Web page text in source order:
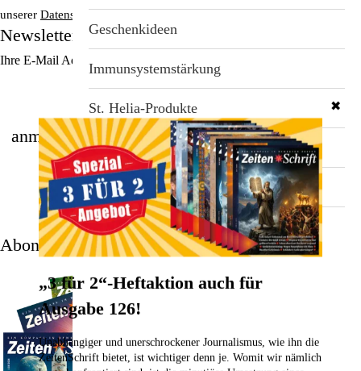
unserer Datenschutzerklärung
Newsletter
Ihre E-Mail Adresse
anmelden
Abonnement
✖
„3 für 2“-Heftaktion auch für
Ausgabe 126!
Unabhängiger und unerschrockener Journalismus, wie ihn die
ZeitenSchrift bietet, ist wichtiger denn je. Womit wir nämlich
Stichwortverzeichnis
Aktuell
Geschenkideen
Immunsystemstärkung
St. Helia-Produkte
Spezial-Angebote
Fundgrube